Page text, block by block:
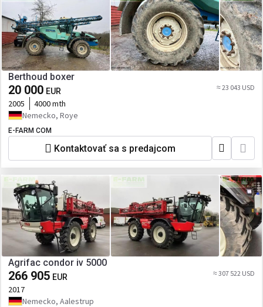
Berthoud boxer
20 000 EUR ≈ 23 043 USD
2005
4000 mth
Nemecko, Roye
E-FARM COM
Kontaktovať sa s predajcom
Agrifac condor iv 5000
266 905 EUR ≈ 307 522 USD
2017
Nemecko, Aalestrup